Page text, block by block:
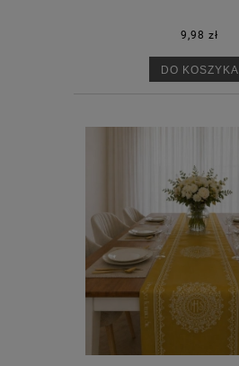
9,98 zł
DO KOSZYKA